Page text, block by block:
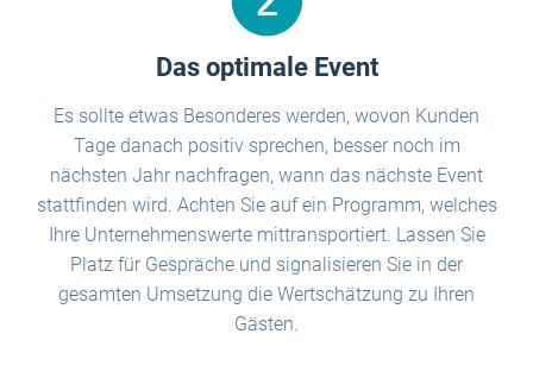
Das optimale Event
Es sollte etwas Besonderes werden, wovon Kunden
Tage danach positiv sprechen, besser noch im
nächsten Jahr nachfragen, wann das nächste Event
stattfinden wird. Achten Sie auf ein Programm, welches
Ihre Unternehmenswerte mittransportiert. Lassen Sie
Platz für Gespräche und signalisieren Sie in der
gesamten Umsetzung die Wertschätzung zu Ihren
Gästen.